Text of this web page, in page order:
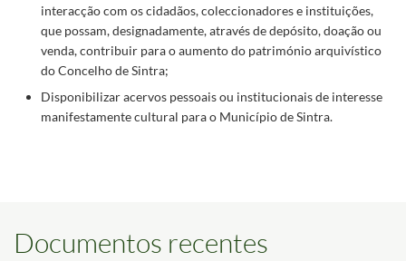
interacção com os cidadãos, coleccionadores e instituições,
que possam, designadamente, através de depósito, doação ou
venda, contribuir para o aumento do património arquivístico
do Concelho de Sintra;
Disponibilizar acervos pessoais ou institucionais de interesse
manifestamente cultural para o Município de Sintra.
Documentos recentes